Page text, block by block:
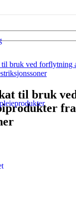
bruk ved forflytning
til bruk
fra